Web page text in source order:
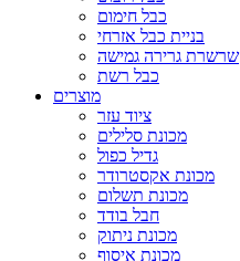
כבל חימום
בניית כבל אזרחי
שרשרת גרירה גמישה
כבל רשת
מוצרים
ציוד עזר
מכונת סלילים
גדיל כפול
מכונת אקסטרודר
מכונת תשלום
חבל בודד
מכונת ניתוק
מכונת איסוף